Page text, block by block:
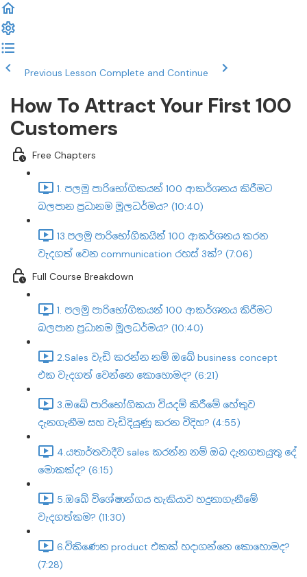
Previous Lesson Complete and Continue
How To Attract Your First 100
Customers
Free Chapters
1. පලමු පාරිභෝගිකයන් 100 ආකර්ශනය කිරීමට
බලපාන ප්‍රධානම මූලධර්මය? (10:40)
13.පලමු පාරිභෝගිකයින් 100 ආකර්ශනය කරන
වැදගත් වෙන communication රහස් 3ක්? (7:06)
Full Course Breakdown
1. පලමු පාරිභෝගිකයන් 100 ආකර්ශනය කිරීමට
බලපාන ප්‍රධානම මූලධර්මය? (10:40)
2.Sales වැඩි කරන්න නම් ඔබේ business concept
එක වැදගත් වෙන්නෙ කොහොමද? (6:21)
3.ඔබේ පාරිභෝගිකයා වියදම් කිරීමේ හේතුව
දැනගැනීම සහ වැඩිදියුණු කරන විදිහ? (4:55)
4.යතාර්තවාදීව sales කරන්න නම් ඔබ දැනගතයුතු දේ
මොකක්ද? (6:15)
5.ඔබේ විශේෂාන්ගය හැකියාව හදුනාගැනීමේ
වැදගත්කම? (11:30)
6.විකිණෙන product එකක් හදාගන්නෙ කොහොමද?
(7:28)